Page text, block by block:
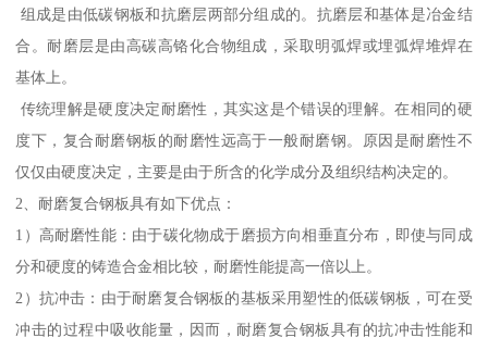
组成是由低碳钢板和抗磨层两部分组成的。抗磨层和基体是冶金结
合。耐磨层是由高碳高铬化合物组成，采取明弧焊或埋弧焊堆焊在
基体上。
传统理解是硬度决定耐磨性，其实这是个错误的理解。在相同的硬
度下，复合耐磨钢板的耐磨性远高于一般耐磨钢。原因是耐磨性不
仅仅由硬度决定，主要是由于所含的化学成分及组织结构决定的。
2、耐磨复合钢板具有如下优点：
1）高耐磨性能：由于碳化物成于磨损方向相垂直分布，即使与同成
分和硬度的铸造合金相比较，耐磨性能提高一倍以上。
2）抗冲击：由于耐磨复合钢板的基板采用塑性的低碳钢板，可在受
冲击的过程中吸收能量，因而，耐磨复合钢板具有的抗冲击性能和